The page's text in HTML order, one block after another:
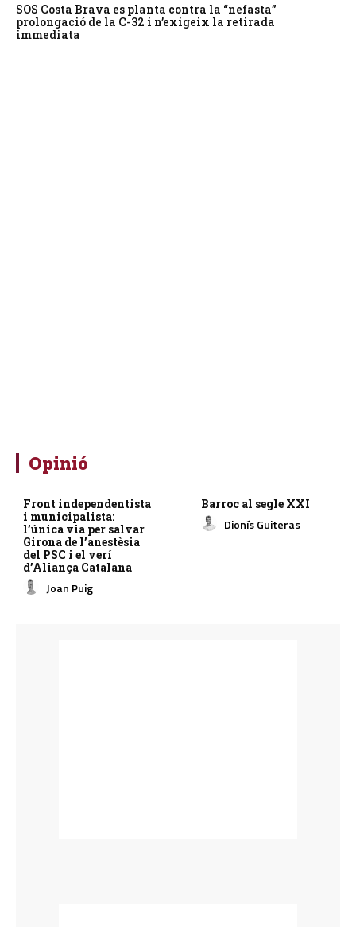
SOS Costa Brava es planta contra la “nefasta”
prolongació de la C-32 i n’exigeix la retirada
immediata
Opinió
Front independentista
i municipalista:
l’única via per salvar
Girona de l’anestèsia
del PSC i el verí
d’Aliança Catalana
Joan Puig
Barroc al segle XXI
Dionís Guiteras